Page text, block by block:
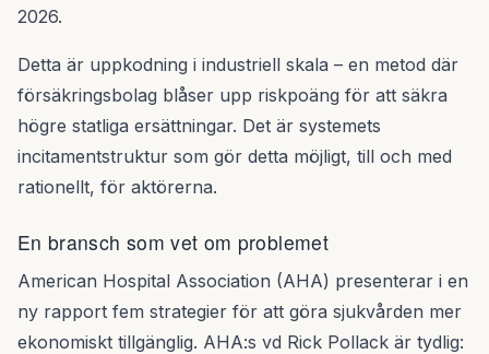
2026.
Detta är uppkodning i industriell skala – en metod där
försäkringsbolag blåser upp riskpoäng för att säkra
högre statliga ersättningar. Det är systemets
incitamentstruktur som gör detta möjligt, till och med
rationellt, för aktörerna.
En bransch som vet om problemet
American Hospital Association (AHA) presenterar i en
ny rapport fem strategier för att göra sjukvården mer
ekonomiskt tillgänglig. AHA:s vd Rick Pollack är tydlig: